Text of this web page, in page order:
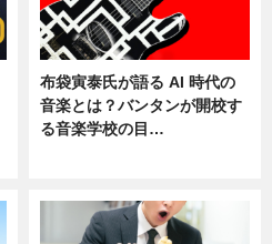
布袋寅泰氏が語る AI 時代の
音楽とは？バンタンが開校す
る音楽学校の目…